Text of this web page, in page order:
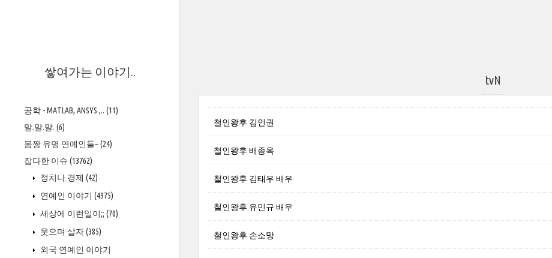
쌓여가는 이야기..
공학 - MATLAB, ANSYS ,.. (11)
말.말.말. (6)
몸짱 유명 연예인들~(24)
잡다한 이슈 (13762)
정치나 경제 (42)
연예인 이야기 (4975)
세상에 이런일이;; (70)
웃으며 살자(385)
외국 연예인 이야기
tvN
철인왕후 김인권
철인왕후 배종옥
철인왕후 김태우 배우
철인왕후 유민규 배우
철인왕후 손소망